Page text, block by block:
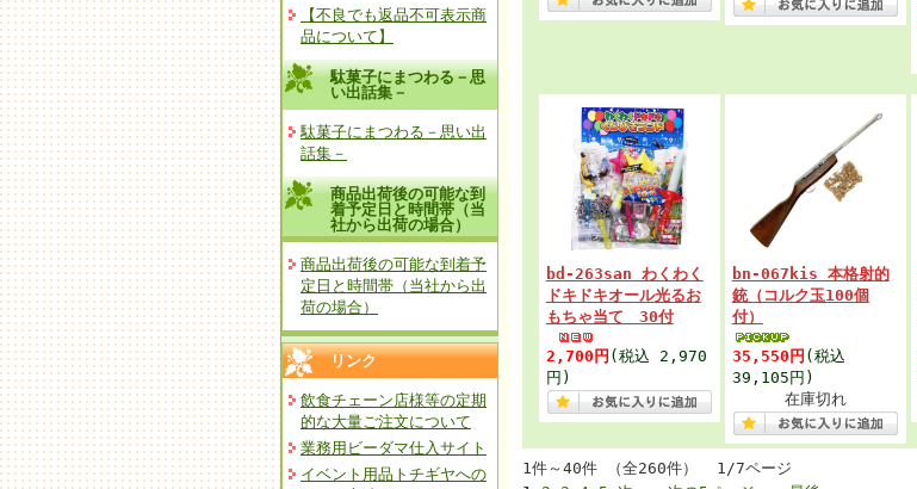
【不良でも返品不可表示商
品について】
駄菓子にまつわる－思
い出話集－
駄菓子にまつわる－思い出
話集－
商品出荷後の可能な到
着予定日と時間帯（当
社から出荷の場合）
商品出荷後の可能な到着予
定日と時間帯（当社から出
荷の場合）
リンク
飲食チェーン店様等の定期
的な大量ご注文について
業務用ビーダマ仕入サイト
イベント用品トチギヤへの
bd-263san わくわく
ドキドキオール光るお
もちゃ当て 30付
2,700円 (税込 2,970
円)
bn-067kis 本格射的
銃（コルク玉100個
付）
35,550円 (税込
39,105円)
在庫切れ
1件～40件 （全260件） 1/7ページ